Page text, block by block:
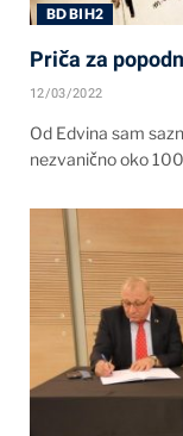
BD BIH2
Priča za
12/03/2022
Od Edvina sam
nezvanično oko